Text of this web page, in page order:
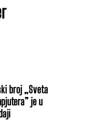
broj „Sveta
je u